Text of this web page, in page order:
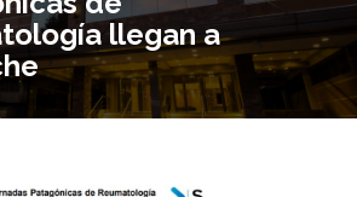
llegan a